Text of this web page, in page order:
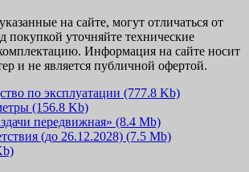
на сайте, могут отличаться от
покупкой уточняйте технические
Информация на сайте носит
и не является публичной офертой.
по эксплуатации (777.8 Kb)
(156.8 Kb)
передвижная» (8.4 Mb)
(до 26.12.2028) (7.5 Mb)